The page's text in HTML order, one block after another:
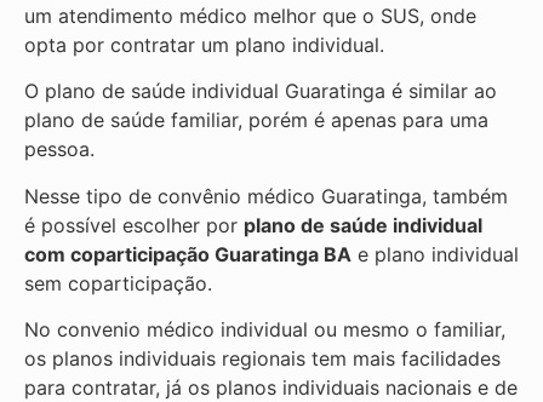
um atendimento médico melhor que o SUS, onde
opta por contratar um plano individual.
O plano de saúde individual Guaratinga é similar ao
plano de saúde familiar, porém é apenas para uma
pessoa.
Nesse tipo de convênio médico Guaratinga, também
é possível escolher por plano de saúde individual
com coparticipação Guaratinga BA e plano individual
sem coparticipação.
No convenio médico individual ou mesmo o familiar,
os planos individuais regionais tem mais facilidades
para contratar, já os planos individuais nacionais e de